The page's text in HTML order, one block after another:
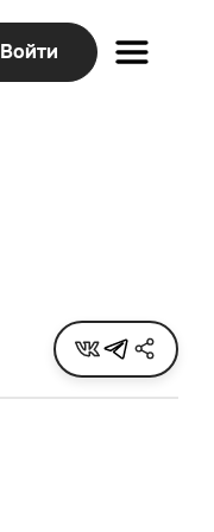
Войти